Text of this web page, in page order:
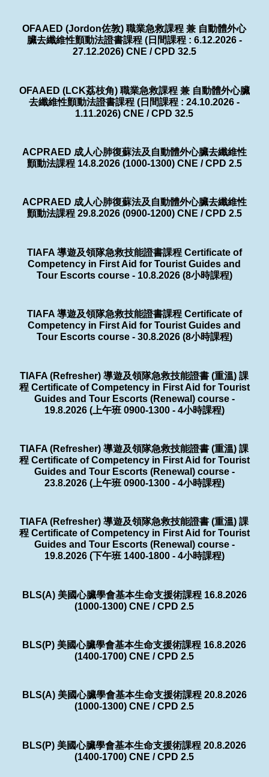
OFAAED (Jordon佐敦) 職業急救課程 兼 自動體外心
臟去纖維性顫動法證書課程 (日間課程 : 6.12.2026 -
27.12.2026) CNE / CPD 32.5
OFAAED (LCK荔枝角) 職業急救課程 兼 自動體外心臟
去纖維性顫動法證書課程 (日間課程 : 24.10.2026 -
1.11.2026) CNE / CPD 32.5
ACPRAED 成人心肺復蘇法及自動體外心臟去纖維性
顫動法課程 14.8.2026 (1000-1300) CNE / CPD 2.5
ACPRAED 成人心肺復蘇法及自動體外心臟去纖維性
顫動法課程 29.8.2026 (0900-1200) CNE / CPD 2.5
TIAFA 導遊及領隊急救技能證書課程 Certificate of
Competency in First Aid for Tourist Guides and
Tour Escorts course - 10.8.2026 (8小時課程)
TIAFA 導遊及領隊急救技能證書課程 Certificate of
Competency in First Aid for Tourist Guides and
Tour Escorts course - 30.8.2026 (8小時課程)
TIAFA (Refresher) 導遊及領隊急救技能證書 (重溫) 課
程 Certificate of Competency in First Aid for Tourist
Guides and Tour Escorts (Renewal) course -
19.8.2026 (上午班 0900-1300 - 4小時課程)
TIAFA (Refresher) 導遊及領隊急救技能證書 (重溫) 課
程 Certificate of Competency in First Aid for Tourist
Guides and Tour Escorts (Renewal) course -
23.8.2026 (上午班 0900-1300 - 4小時課程)
TIAFA (Refresher) 導遊及領隊急救技能證書 (重溫) 課
程 Certificate of Competency in First Aid for Tourist
Guides and Tour Escorts (Renewal) course -
19.8.2026 (下午班 1400-1800 - 4小時課程)
BLS(A) 美國心臟學會基本生命支援術課程 16.8.2026
(1000-1300) CNE / CPD 2.5
BLS(P) 美國心臟學會基本生命支援術課程 16.8.2026
(1400-1700) CNE / CPD 2.5
BLS(A) 美國心臟學會基本生命支援術課程 20.8.2026
(1000-1300) CNE / CPD 2.5
BLS(P) 美國心臟學會基本生命支援術課程 20.8.2026
(1400-1700) CNE / CPD 2.5